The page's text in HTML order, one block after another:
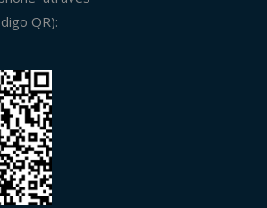
QR):